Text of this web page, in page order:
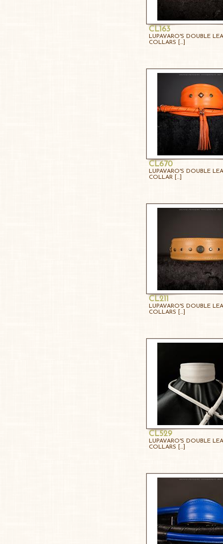
CL163
LUPAVARO'S DOUBLE
COLLARS [...]
CL670
LUPAVARO'S DOUBLE
COLLAR [...]
CL211
LUPAVARO'S DOUBLE
COLLARS [...]
CL529
LUPAVARO'S DOUBLE
COLLARS [...]